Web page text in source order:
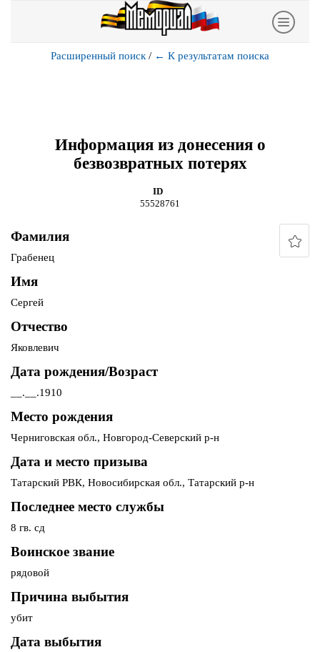
Расширенный поиск / ← К результатам поиска
Информация из донесения о
безвозвратных потерях
ID
55528761
Фамилия
Грабенец
Имя
Сергей
Отчество
Яковлевич
Дата рождения/Возраст
__.__.1910
Место рождения
Черниговская обл., Новгород-Северский р-н
Дата и место призыва
Татарский РВК, Новосибирская обл., Татарский р-н
Последнее место службы
8 гв. сд
Воинское звание
рядовой
Причина выбытия
убит
Дата выбытия